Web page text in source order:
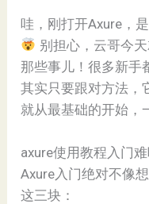
哇，刚打开Axure，
别担心，云哥今
那些事儿！很多新手
其实只要跟对方法，
就从最基础的开始，
axure使用教程入门
Axure入门绝对不像
这三块：